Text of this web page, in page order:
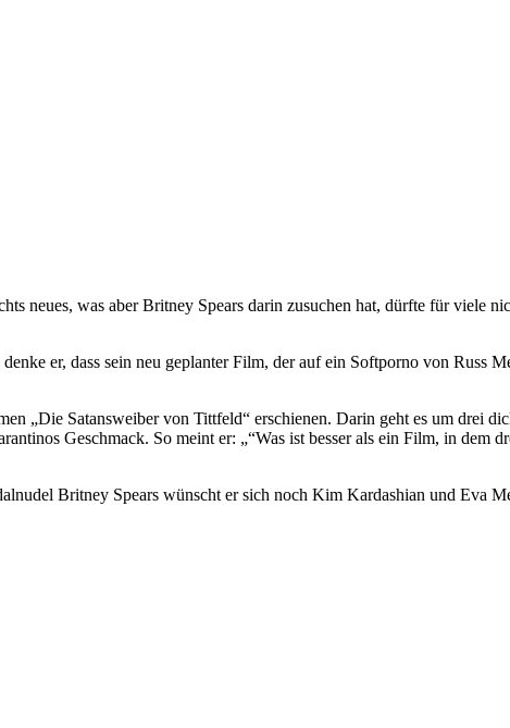
neues, was aber Britney Spears darin zusuchen hat, dürfte für viele
er, dass sein neu geplanter Film, der auf ein Softporno von Russ
„Die Satansweiber von Tittfeld“ erschienen. Darin geht es um drei
Geschmack. So meint er: „“Was ist besser als ein Film, in dem
Britney Spears wünscht er sich noch Kim Kardashian und Eva